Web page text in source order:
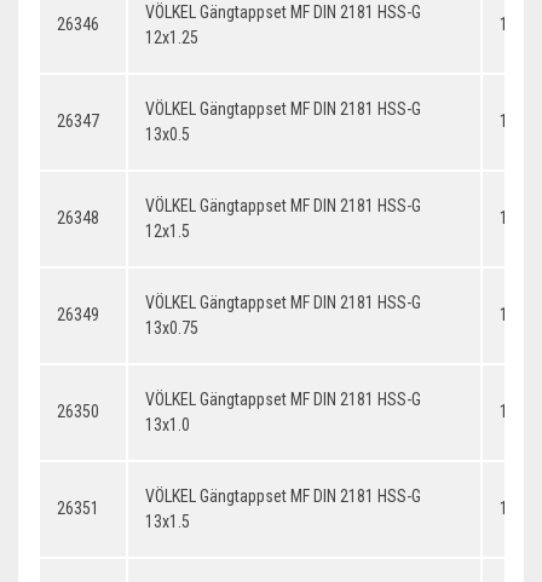
26346
VÖLKEL Gängtappset MF DIN 2181 HSS-G
12x1.25
26347
VÖLKEL Gängtappset MF DIN 2181 HSS-G
13x0.5
26348
VÖLKEL Gängtappset MF DIN 2181 HSS-G
12x1.5
26349
VÖLKEL Gängtappset MF DIN 2181 HSS-G
13x0.75
26350
VÖLKEL Gängtappset MF DIN 2181 HSS-G
13x1.0
26351
VÖLKEL Gängtappset MF DIN 2181 HSS-G
13x1.5